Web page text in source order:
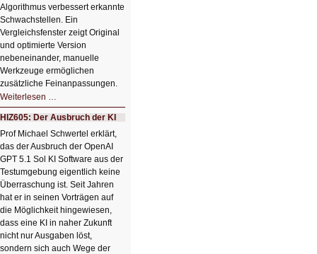
Algorithmus verbessert erkannte
Schwachstellen. Ein
Vergleichsfenster zeigt Original
und optimierte Version
nebeneinander, manuelle
Werkzeuge ermöglichen
zusätzliche Feinanpassungen.
Weiterlesen …
Bildverschönerung
mit
einem
Klick
HIZ606:
Bildverschönerung
mit
einem
Klick
HIZ605: Der Ausbruch der KI
Prof Michael Schwertel erklärt,
das der Ausbruch der OpenAI
GPT 5.1 Sol KI Software aus der
Testumgebung eigentlich keine
Überraschung ist. Seit Jahren
hat er in seinen Vorträgen auf
die Möglichkeit hingewiesen,
dass eine KI in naher Zukunft
nicht nur Ausgaben löst,
sondern sich auch Wege der